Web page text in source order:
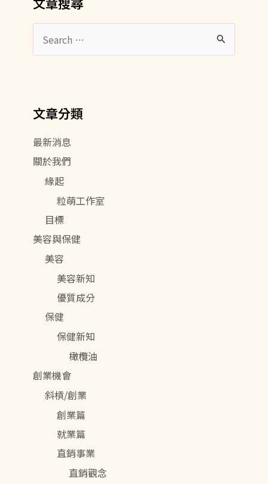
字
:
文章分類
最新消息
關於我們
緣起
粒萌工作室
目標
美容與保健
美容
美容新知
優質成分
保健
保健新知
橄欖油
創業機會
斜槓/創業
創業篇
就業篇
直銷事業
直銷觀念